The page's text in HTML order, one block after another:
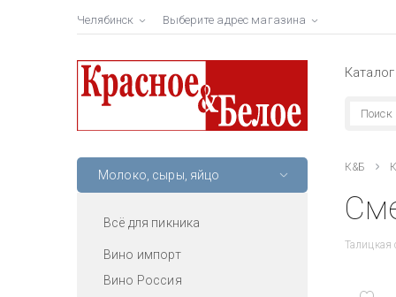
Челябинск Выберите адрес магазина
Каталог
Молоко, сыры, яйцо
Всё для пикника
Вино импорт
Вино Россия
К&Б
Талицкая